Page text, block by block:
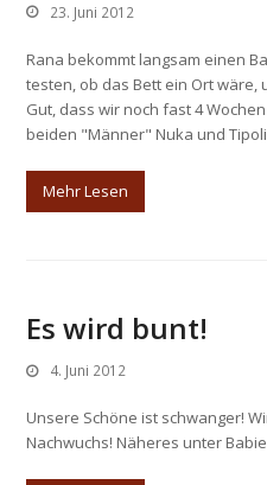
23. Juni 2012
Rana bekommt langsam einen
testen, ob das Bett ein Ort wäre,
Gut, dass wir noch fast 4
beiden "Männer" Nuka und
Mehr Lesen
Es wird bunt!
4. Juni 2012
Unsere Schöne ist schwanger!
Nachwuchs! Näheres unter